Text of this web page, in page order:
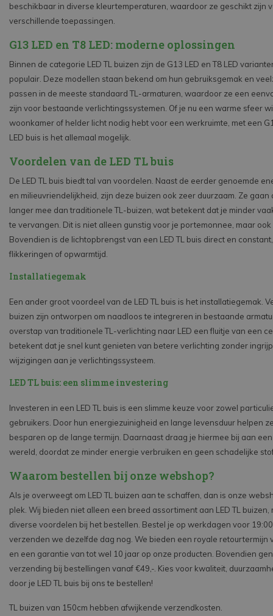
beschikbaar in diverse kleurtemperaturen, waardoor ze geschikt zijn
verschillende toepassingen.
G13 LED en T8 LED: moderne oplossingen
Binnen de categorie LED TL buizen zijn de G13 LED en T8 LED
populair. Deze modellen staan bekend om hun gebruiksgemak en
passen in de meeste standaard TL-armaturen, waardoor ze een
zijn voor bestaande verlichtingssystemen. Of je nu een warme sfeer
woonkamer of helder licht nodig hebt voor een werkruimte, met een
LED buis is het allemaal mogelijk.
Voordelen van de LED TL buis
De LED TL buis biedt tal van voordelen. Naast de eerder genoemde
en milieuvriendelijkheid, zijn deze buizen ook zeer duurzaam. Ze gaan
langer mee dan traditionele TL-buizen, wat betekent dat je minder
te vervangen. Dit is niet alleen gunstig voor je portemonnee, maar ook
Bovendien is de lichtopbrengst van een LED TL buis direct en
flikkeringen of opwarmtijd.
Installatiegemak
Een ander groot voordeel van de LED TL buis is het installatiegemak.
buizen zijn ontworpen om naadloos te integreren in bestaande
overstap van traditionele TL-verlichting naar LED een fluitje van een
betekent dat je snel kunt genieten van betere verlichting zonder
wijzigingen aan je verlichtingssysteem.
LED TL buis: een slimme investering
Investeren in een LED TL buis is een slimme keuze voor zowel
gebruikers. Door hun energiezuinigheid en lange levensduur helpen
besparen op de lange termijn. Daarnaast draag je hiermee bij aan
wereld, doordat ze minder energie verbruiken en geen schadelijke
Waarom bestellen bij onze webshop?
Als je overweegt om LED TL buizen aan te schaffen, dan is onze
plek. Wij bieden niet alleen een breed assortiment aan LED TL buizen,
diverse voordelen bij het bestellen. Bestel je op werkdagen voor
verzenden we dezelfde dag nog. We bieden een royale retourtermijn
en een garantie van tot wel 10 jaar op onze producten. Bovendien
verzending bij bestellingen vanaf €49,-. Kies voor kwaliteit,
door je LED TL buis bij ons te bestellen!
TL buizen van 150cm hebben afwijkende verzendkosten.